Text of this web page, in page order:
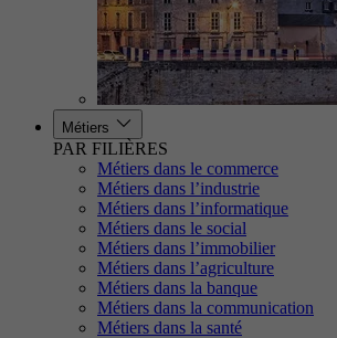
Métiers
PAR FILIÈRES
Métiers dans le commerce
Métiers dans l’industrie
Métiers dans l’informatique
Métiers dans le social
Métiers dans l’immobilier
Métiers dans l’agriculture
Métiers dans la banque
Métiers dans la communication
Métiers dans la santé